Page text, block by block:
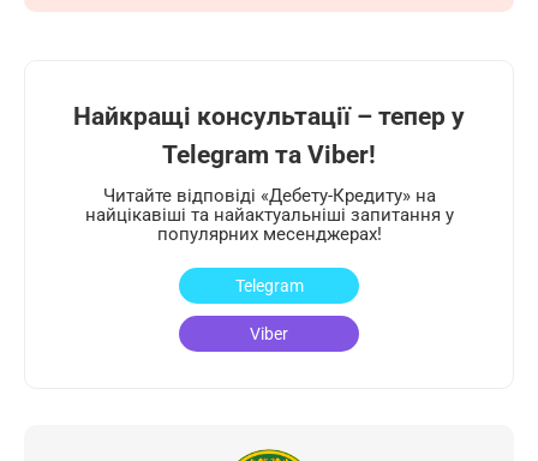
Найкращі консультації – тепер у
Telegram та Viber!
Читайте відповіді «Дебету-Кредиту» на
найцікавіші та найактуальніші запитання у
популярних месенджерах!
Telegram
Viber